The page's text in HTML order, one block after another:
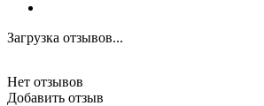
Загрузка отзывов...
Нет отзывов
Добавить отзыв